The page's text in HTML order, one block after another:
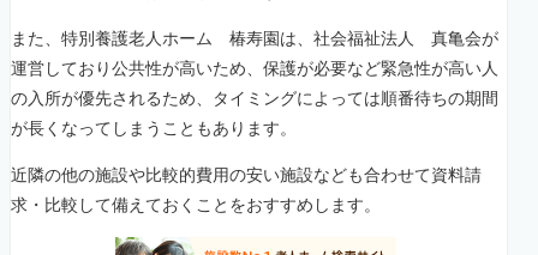
また、特別養護老人ホーム 椿寿園は、社会福祉法人 真亀会が
運営しており公共性が高いため、保護が必要など緊急性が高い人
の入所が優先されるため、タイミングによっては順番待ちの期間
が長くなってしまうこともあります。
近隣の他の施設や比較的費用の安い施設なども合わせて資料請
求・比較して備えておくことをおすすめします。